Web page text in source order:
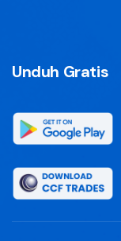
Unduh Gratis